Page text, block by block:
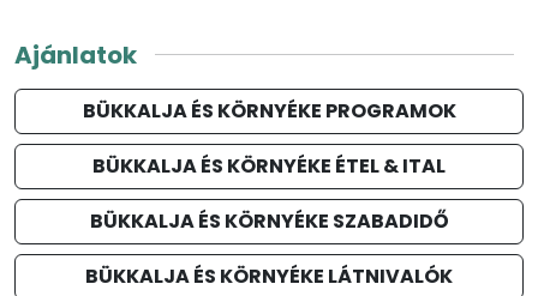
Ajánlatok
BÜKKALJA ÉS KÖRNYÉKE PROGRAMOK
BÜKKALJA ÉS KÖRNYÉKE ÉTEL & ITAL
BÜKKALJA ÉS KÖRNYÉKE SZABADIDŐ
BÜKKALJA ÉS KÖRNYÉKE LÁTNIVALÓK